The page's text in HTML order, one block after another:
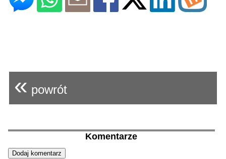
« powrót
Komentarze